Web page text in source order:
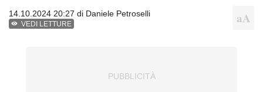
14.10.2024 20:27 di Daniele Petroselli
VEDI LETTURE